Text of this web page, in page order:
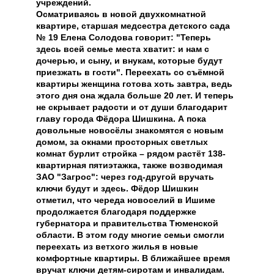
учреждений.
Осматриваясь в новой двухкомнатной
квартире, старшая медсестра детского сада
№ 19 Елена Солодова говорит: "Теперь
здесь всей семье места хватит: и нам с
дочерью, и сыну, и внукам, которые будут
приезжать в гости". Переехать со съёмной
квартиры женщина готова хоть завтра, ведь
этого дня она ждала больше 20 лет. И теперь
не скрывает радости и от души благодарит
главу города Фёдора Шишкина. А пока
довольные новосёлы знакомятся с новым
домом, за окнами просторных светлых
комнат бурлит стройка – рядом растёт 138-
квартирная пятиэтажка, также возводимая
ЗАО "Загрос": через год-другой вручать
ключи будут и здесь. Фёдор Шишкин
отметил, что череда новоселий в Ишиме
продолжается благодаря поддержке
губернатора и правительства Тюменской
области. В этом году многие семьи смогли
переехать из ветхого жилья в новые
комфортные квартиры. В ближайшее время
вручат ключи детям-сиротам и инвалидам.